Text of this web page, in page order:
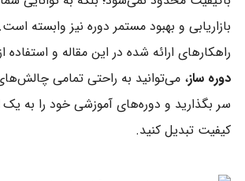
بازاریابی و بهبود مستمر دوره نیز وابسته
راهکارهای ارائه شده در این مقاله و استفاده
دوره ساز، می‌توانید به راحتی تمامی
سر بگذارید و دوره‌های آموزشی خود را به یک
کیفیت تبدیل کنید.